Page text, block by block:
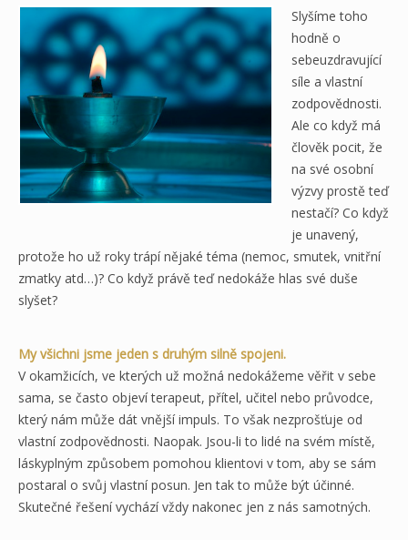
Slyšíme toho
hodně o
sebeuzdravující
síle a vlastní
zodpovědnosti.
Ale co když má
člověk pocit, že
na své osobní
výzvy prostě teď
nestačí? Co když
je unavený,
protože ho už roky trápí nějaké téma (nemoc, smutek, vnitřní
zmatky atd…)? Co když právě teď nedokáže hlas své duše
slyšet?
My všichni jsme jeden s druhým silně spojeni.
V okamžicích, ve kterých už možná nedokážeme věřit v sebe
sama, se často objeví terapeut, přítel, učitel nebo průvodce,
který nám může dát vnější impuls. To však nezprošťuje od
vlastní zodpovědnosti. Naopak. Jsou-li to lidé na svém místě,
láskyplným způsobem pomohou klientovi v tom, aby se sám
postaral o svůj vlastní posun. Jen tak to může být účinné.
Skutečné řešení vychází vždy nakonec jen z nás samotných.